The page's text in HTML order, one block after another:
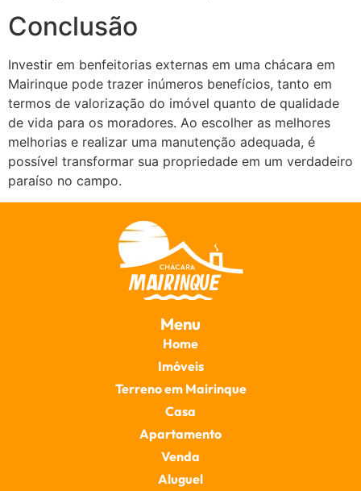
Conclusão
Investir em benfeitorias externas em uma chácara em
Mairinque pode trazer inúmeros benefícios, tanto em
termos de valorização do imóvel quanto de qualidade
de vida para os moradores. Ao escolher as melhores
melhorias e realizar uma manutenção adequada, é
possível transformar sua propriedade em um verdadeiro
paraíso no campo.
Menu
Home
Imóveis
Terreno em Mairinque
Casa
Apartamento
Venda
Aluguel